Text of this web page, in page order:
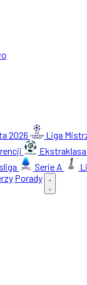
2026 Liga
Ekstraklasa
Serie A
Porady